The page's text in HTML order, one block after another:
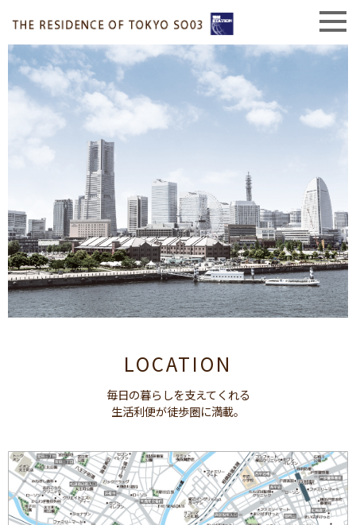
LOCATION
毎日の暮らしを支えてくれる
生活利便が徒歩圏に満載。